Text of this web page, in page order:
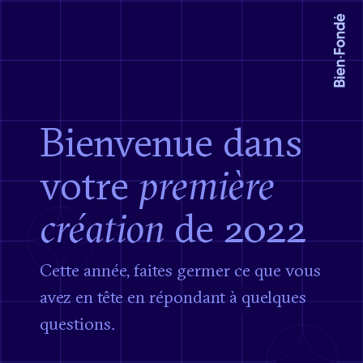
Bienvenue dans
votrepremière
créationde 2022
Cette année, faites germer ce que vous
avez en tête en répondant à quelques
questions.l’élégance
nous connaître
belles créations